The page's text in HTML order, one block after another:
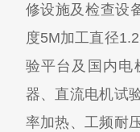
修设施及检查设
度5M加工直径
验平台及国内电
器、直流电机试
率加热、工频耐